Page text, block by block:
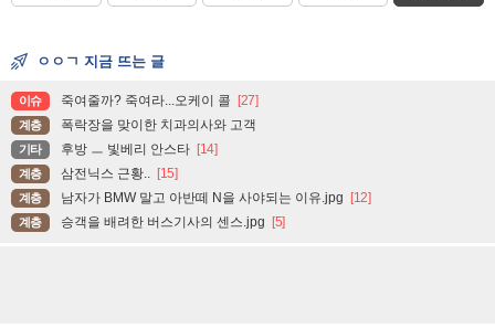
ㅇㅇㄱ 지금 뜨는 글
이슈 죽여줄까? 죽여라...오케이 콜 [27]
계층 폭락장을 맞이한 치과의사와 고객
기타 후방 ㅡ 빛베리 안스타 [14]
계층 삼전닉스 근황.. [15]
계층 남자가 BMW 말고 아반떼 N을 사야되는 이유.jpg [12]
계층 승객을 배려한 버스기사의 센스.jpg [5]